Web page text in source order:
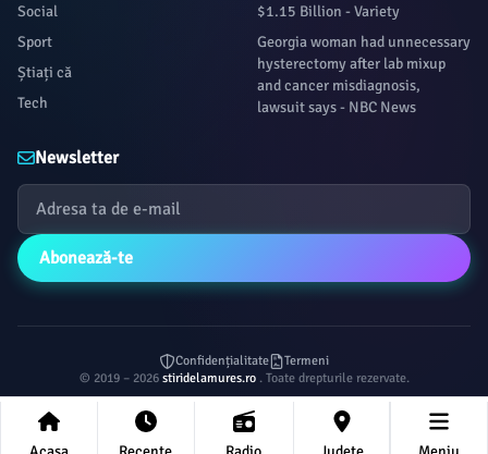
Social
Sport
Știați că
Tech
$1.15 Billion - Variety
Georgia woman had unnecessary
hysterectomy after lab mixup
and cancer misdiagnosis,
lawsuit says - NBC News
Newsletter
Abonează-te
Confidențialitate
Termeni
© 2019 – 2026 stiridelamures.ro . Toate drepturile rezervate.